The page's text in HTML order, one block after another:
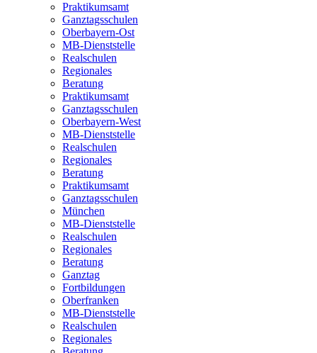
Praktikumsamt
Ganztagsschulen
Oberbayern-Ost
MB-Dienststelle
Realschulen
Regionales
Beratung
Praktikumsamt
Ganztagsschulen
Oberbayern-West
MB-Dienststelle
Realschulen
Regionales
Beratung
Praktikumsamt
Ganztagsschulen
München
MB-Dienststelle
Realschulen
Regionales
Beratung
Ganztag
Fortbildungen
Oberfranken
MB-Dienststelle
Realschulen
Regionales